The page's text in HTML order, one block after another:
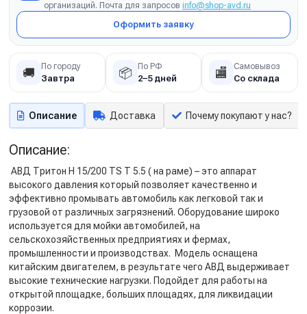
организаций. Почта для запросов info@shop-avd.ru
Оформить заявку
🚚 По городу
Завтра 📦 По РФ
2–5 дней 🏬 Самовывоз
Со склада
Описание Доставка Почему покупают у нас?
Описание:
АВД Тритон Н 15/200 TS Т 5.5 ( на раме) – это аппарат
высокого давления который позволяет качественно и
эффективно промывать автомобиль как легковой так и
грузовой от различных загрязнений. Оборудование широко
используется для мойки автомобилей, на
сельскохозяйственных предприятиях и фермах,
промышленности и производствах. Модель оснащена
китайским двигателем, в результате чего АВД выдерживает
высокие технические нагрузки. Подойдет для работы на
открытой площадке, больших площадях, для ликвидации
коррозии.